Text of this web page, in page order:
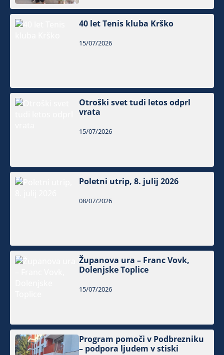
40 let Tenis kluba Krško
15/07/2026
Otroški svet tudi letos odprl
vrata
15/07/2026
Poletni utrip, 8. julij 2026
08/07/2026
Županova ura – Franc Vovk,
Dolenjske Toplice
15/07/2026
Program pomoči v Podbrezniku
– podpora ljudem v stiski